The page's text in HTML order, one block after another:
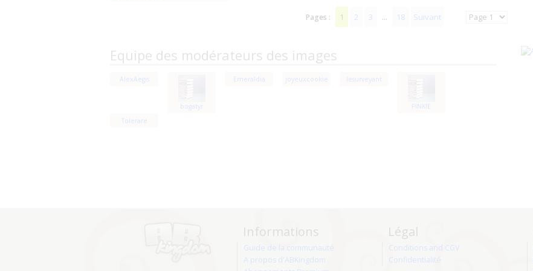
Pages : 1 2 3 ... 18 Suivant
Equipe des modérateurs des images
AlexAegis
bogatyr
Emeraldia joyeuxcookie lesurveyant
PINKIE
Tolerare
Informations
Guide de la communauté
A propos d'ABKingdom
Légal
Conditions and CGV
Confidentialité